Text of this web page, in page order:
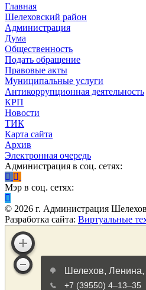
Главная
Шелеховский район
Администрация
Дума
Общественность
Подать обращение
Правовые акты
Муниципальные услуги
Антикоррупционная деятельность
КРП
Новости
ТИК
Карта сайта
Архив
Электронная очередь
Администрация в соц. сетях:
Мэр в соц. сетях:
© 2026 г. Администрация
Разработка сайта: Виртуальные